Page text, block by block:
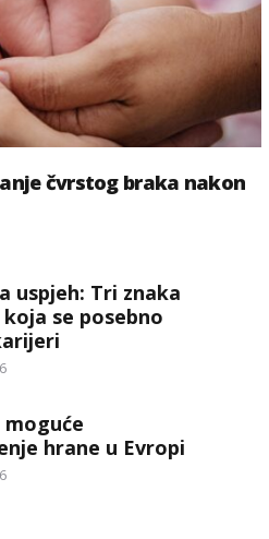
čvrstog braka nakon
uspjeh: Tri znaka
se posebno
moguće
hrane u Evropi